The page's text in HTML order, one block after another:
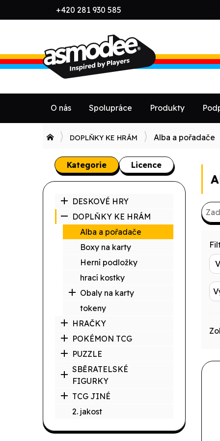
+420 281 930 585
O nás Spolupráce Produkty
DOPLŇKY KE HRÁM Alba a pořadače
Kategorie Licence
DESKOVÉ HRY
DOPLŇKY KE HRÁM
Alba a pořadače
Boxy na karty
Herní podložky
hrací kostky
Obaly na karty
tokeny
HRAČKY
POKÉMON TCG
PUZZLE
SBĚRATELSKÉ
FIGURKY
TCG JINÉ
2. jakost